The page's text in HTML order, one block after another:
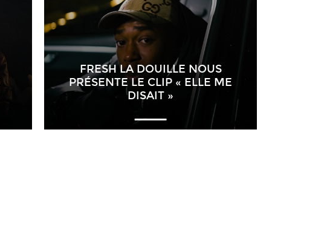
FRESH LA DOUILLE NOUS
PRÉSENTE LE CLIP « ELLE ME
DISAIT »